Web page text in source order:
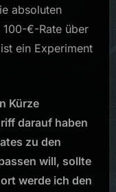
absoluten
100-€-Rate über
ein Experiment
Kürze
darauf haben
zu den
will, sollte
werde ich den